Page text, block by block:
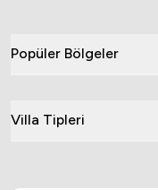
Popüler Bölgeler
Villa Tipleri